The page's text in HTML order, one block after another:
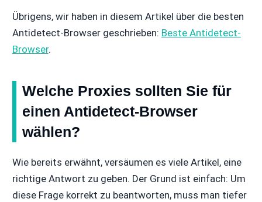
Übrigens, wir haben in diesem Artikel über die besten
Antidetect-Browser geschrieben: Beste Antidetect-
Browser.
Welche Proxies sollten Sie für
einen Antidetect-Browser
wählen?
Wie bereits erwähnt, versäumen es viele Artikel, eine
richtige Antwort zu geben. Der Grund ist einfach: Um
diese Frage korrekt zu beantworten, muss man tiefer